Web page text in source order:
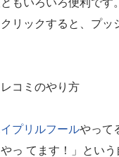
リックすると、プッ
コミのやり方
プリルフールやって
っ てます！」とい